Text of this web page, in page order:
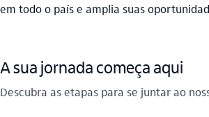
em todo o país e amplia suas
A sua jornada começa aqui
Descubra as etapas para se juntar ao